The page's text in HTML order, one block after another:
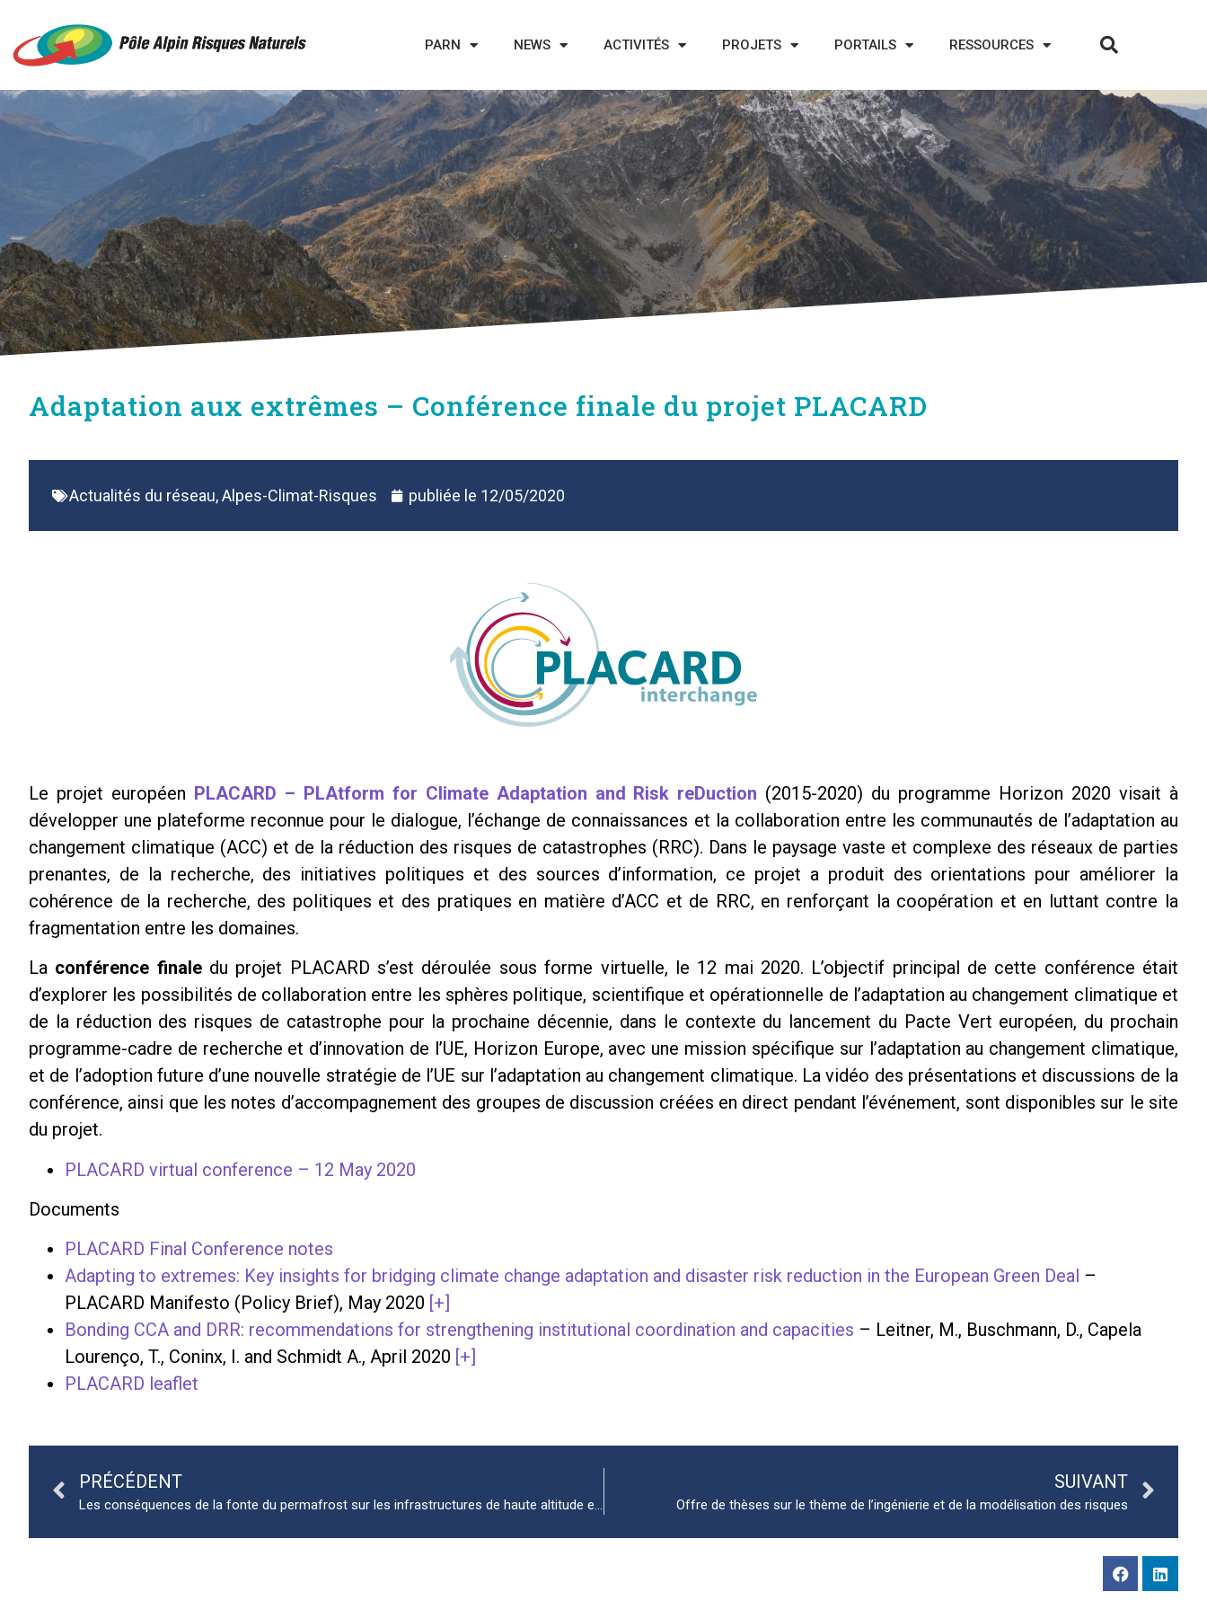
PARN NEWS ACTIVITÉS PROJETS PORTAILS RESSOURCES
Adaptation aux extrêmes – Conférence finale du projet PLACARD
Actualités du réseau,Alpes-Climat-Risques publiée le 12/05/2020
Le projet européen PLACARD – PLAtform for Climate Adaptation and Risk reDuction (2015-2020) du programme Horizon 2020 visait à
développer une plateforme reconnue pour le dialogue, l’échange de connaissances et la collaboration entre les communautés de l’adaptation au
changement climatique (ACC) et de la réduction des risques de catastrophes (RRC). Dans le paysage vaste et complexe des réseaux de parties
prenantes, de la recherche, des initiatives politiques et des sources d’information, ce projet a produit des orientations pour améliorer la
cohérence de la recherche, des politiques et des pratiques en matière d’ACC et de RRC, en renforçant la coopération et en luttant contre la
fragmentation entre les domaines.
La conférence finaledu projet PLACARD s’est déroulée sous forme virtuelle, le 12 mai 2020. L’objectif principal de cette conférence était
d’explorer les possibilités de collaboration entre les sphères politique, scientifique et opérationnelle de l’adaptation au changement climatique et
de la réduction des risques de catastrophe pour la prochaine décennie, dans le contexte du lancement du Pacte Vert européen, du prochain
programme-cadre de recherche et d’innovation de l’UE, Horizon Europe, avec une mission spécifique sur l’adaptation au changement climatique,
et de l’adoption future d’une nouvelle stratégie de l’UE sur l’adaptation au changement climatique. La vidéo des présentations et discussions de la
conférence, ainsi que les notes d’accompagnement des groupes de discussion créées en direct pendant l’événement, sont disponibles sur le site
du projet.
PLACARD virtual conference – 12 May 2020
Documents
PLACARD Final Conference notes
Adapting to extremes: Key insights for bridging climate change adaptation and disaster risk reduction in the European Green Deal –
PLACARD Manifesto (Policy Brief), May 2020 [+]
Bonding CCA and DRR: recommendations for strengthening institutional coordination and capacities – Leitner, M., Buschmann, D., Capela
Lourenço, T., Coninx, I. and Schmidt A., April 2020 [+]
PLACARD leaflet
PRÉCÉDENT
Les conséquences de la fonte du permafrost sur les infrastructures de haute altitude et en vallée
SUIVANT
Offre de thèses sur le thème de l’ingénierie et de la modélisation des risques